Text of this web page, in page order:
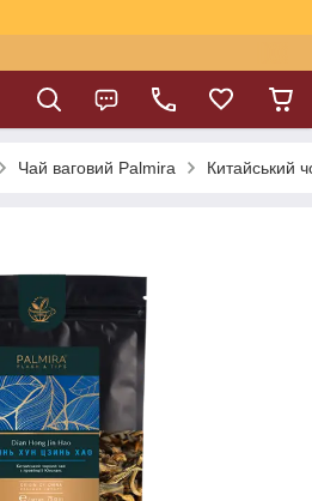
Чай ваговий Palmira Китайський